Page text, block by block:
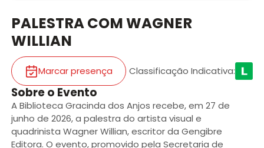
PALESTRA COM WAGNER
WILLIAN
Marcar presença Classificação Indicativa:
Sobre o Evento
A Biblioteca Gracinda dos Anjos recebe, em 27 de
junho de 2026, a palestra do artista visual e
quadrinista Wagner Willian, escritor da Gengibre
Editora. O evento, promovido pela Secretaria de